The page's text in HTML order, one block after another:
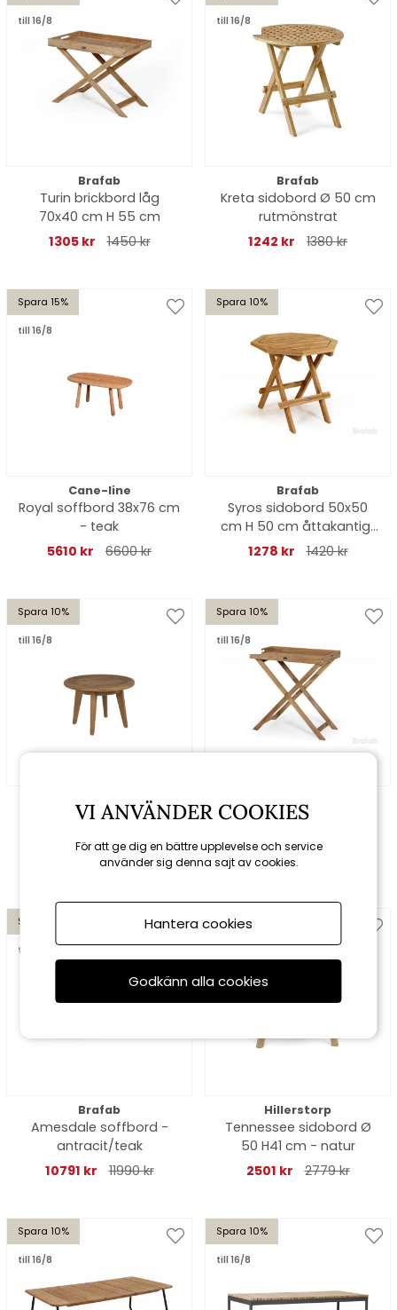
till 16/8
Brafab
Turin brickbord låg
70x40 cm H 55 cm
1305 kr
1450 kr
till 16/8
Brafab
Kreta sidobord Ø 50 cm
rutmönstrat
1242 kr
1380 kr
Spara 15%
till 16/8
Cane-line
Royal soffbord 38x76 cm
- teak
5610 kr
6600 kr
Spara 10%
Brafab
Syros sidobord 50x50
cm H 50 cm åttakantigt
/ ribbmönstrat
1278 kr 1420 kr
Spara 10%
till 16/8
Lilja sidobord Ø 50 H39
3590 kr
Spara 10%
till 16/8
Turin brickbord hög
1341 kr
Spara 10%
till 16/8
Brafab
Amesdale soffbord -
antracit/teak
10791 kr
11990 kr
Spara 10%
Hillerstorp
Tennessee sidobord Ø
50 H41 cm - natur
2501 kr
2779 kr
Spara 10%
till 16/8
Spara 10%
till 16/8
VI ANVÄNDER COOKIES
För att ge dig en bättre upplevelse och service
använder sig denna sajt av cookies.
Hantera cookies
Godkänn alla cookies